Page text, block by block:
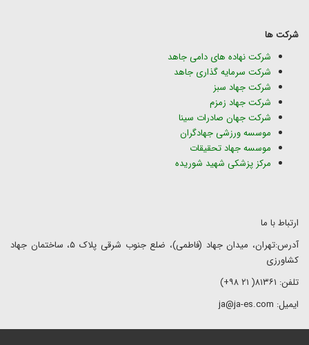
شرکت ها
شرکت نهاده های دامی جاهد
شرکت سرمایه گذاری جاهد
شرکت جهاد سبز
شرکت جهاد زمزم
شرکت جهان صادرات سینا
موسسه ورزشی جهادگران
موسسه جهاد تحقیقات
مرکز پزشکی شهید شوریده
ارتباط با ما
آدرس:تهران، میدان جهاد (فاطمی)، ضلع جنوب شرقی پلاک ۵، ساختمان جهاد
کشاورزی
تلفن: ۸۱۳۶۱( ۲۱ ۹۸+)
ایمیل: ja@ja-es.com